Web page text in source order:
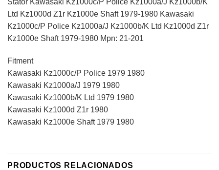
Stator Kawasaki Kz1000c/P Police Kz1000a/J Kz1000b/K
Ltd Kz1000d Z1r Kz1000e Shaft 1979-1980 Kawasaki
Kz1000c/P Police Kz1000a/J Kz1000b/K Ltd Kz1000d Z1r
Kz1000e Shaft 1979-1980 Mpn: 21-201
Fitment
Kawasaki Kz1000c/P Police 1979 1980
Kawasaki Kz1000a/J 1979 1980
Kawasaki Kz1000b/K Ltd 1979 1980
Kawasaki Kz1000d Z1r 1980
Kawasaki Kz1000e Shaft 1979 1980
PRODUCTOS RELACIONADOS